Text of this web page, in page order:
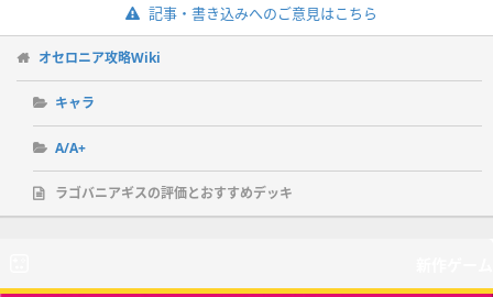
記事・書き込みへのご意見はこちら
オセロニア攻略Wiki
キャラ
A/A+
ラゴバニアギスの評価とおすすめデッキ